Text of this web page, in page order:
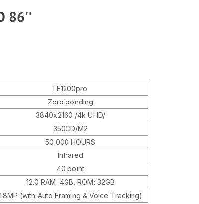
86''
TЕ1200pro
Zero bonding
3840х2160 /4k UHD/
350CD/M2
50.000 HOURS
Infrared
40 point
12.0 RAM: 4GB, ROM: 32GB
(with Auto Framing & Voice Tracking)